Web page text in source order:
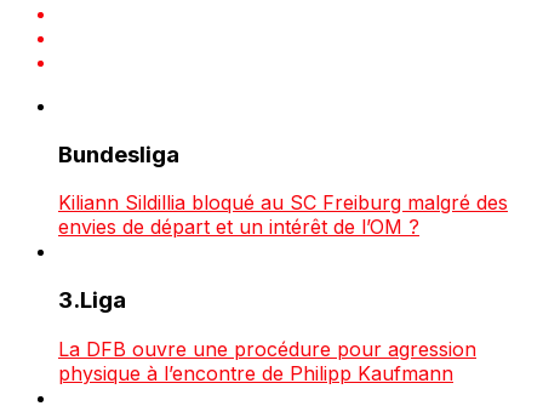
Bundesliga
Kiliann Sildillia bloqué au SC Freiburg malgré des
envies de départ et un intérêt de l’OM ?
3.Liga
La DFB ouvre une procédure pour agression
physique à l’encontre de Philipp Kaufmann